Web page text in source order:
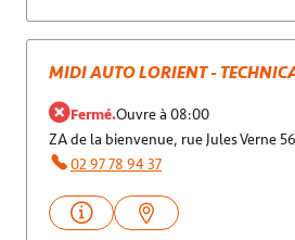
MIDI AUTO LORIENT -
Fermé.Ouvre à 08:00
ZA de la bienvenue, rue Jules Verne
02 97 78 94 37